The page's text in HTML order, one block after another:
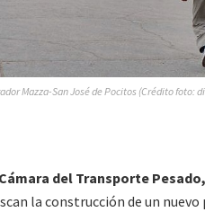
Mazza-San José de Pocitos (Crédito foto:
del Transporte
la construcción de un